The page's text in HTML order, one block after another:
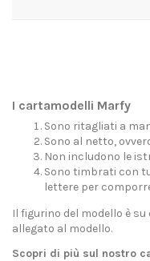
I cartamodelli Marfy
Sono ritagliati a
Sono al netto,
Non includono le
Sono timbrati con
lettere per
Il figurino del modello è
allegato al modello.
Scopri di più sul nostro